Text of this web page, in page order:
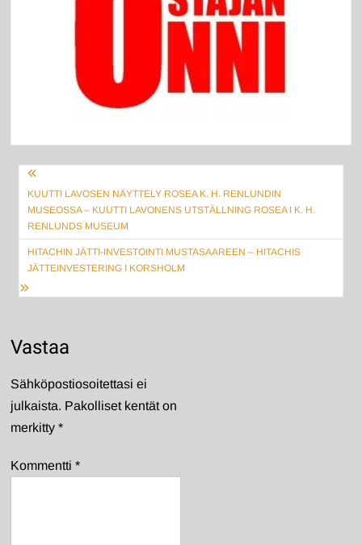
Artikkelien
selaus
KUUTTI LAVOSEN NÄYTTELY ROSEA K. H. RENLUNDIN
MUSEOSSA – KUUTTI LAVONENS UTSTÄLLNING ROSEA I K. H.
RENLUNDS MUSEUM
HITACHIN JÄTTI-INVESTOINTI MUSTASAAREEN – HITACHIS
JÄTTEINVESTERING I KORSHOLM
Vastaa
Sähköpostiosoitettasi ei
julkaista. Pakolliset kentät on
merkitty*
Kommentti*